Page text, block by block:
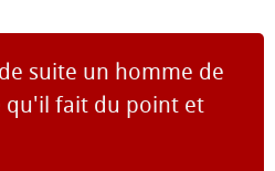
suite un homme de
qu'il fait du point et